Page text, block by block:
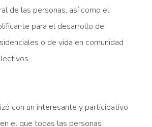
de las personas, así como el
para el desarrollo de
o de vida en comunidad
con un interesante y participativo
el que todas las personas